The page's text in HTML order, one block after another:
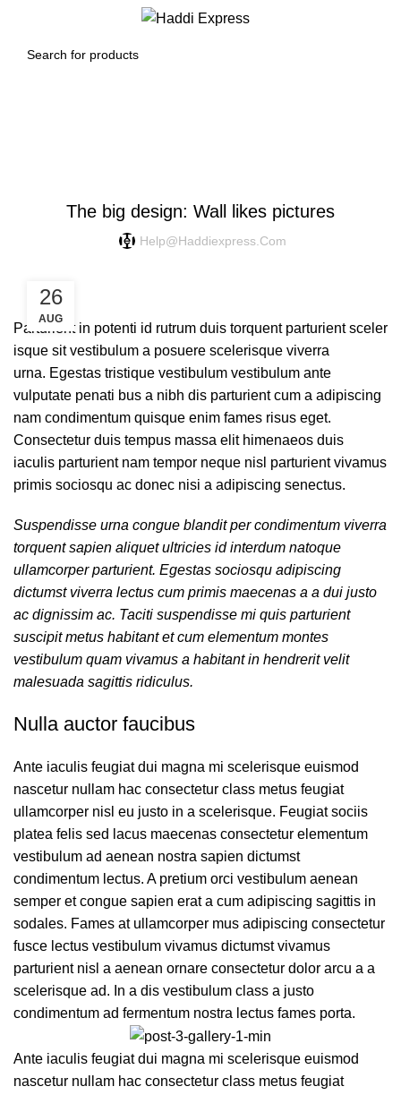
The big design: Wall likes pictures
Help@haddiexpress.com
26
AUG
Parturient in potenti id rutrum duis torquent parturient sceler
isque sit vestibulum a posuere scelerisque viverra
urna. Egestas tristique vestibulum vestibulum ante
vulputate penati bus a nibh dis parturient cum a adipiscing
nam condimentum quisque enim fames risus eget.
Consectetur duis tempus massa elit himenaeos duis
iaculis parturient nam tempor neque nisl parturient vivamus
primis sociosqu ac donec nisi a adipiscing senectus.
Suspendisse urna congue blandit per condimentum viverra
torquent sapien aliquet ultricies id interdum natoque
ullamcorper parturient. Egestas sociosqu adipiscing
dictumst viverra lectus cum primis maecenas a a dui justo
ac dignissim ac. Taciti suspendisse mi quis parturient
suscipit metus habitant et cum elementum montes
vestibulum quam vivamus a habitant in hendrerit velit
malesuada sagittis ridiculus.
Nulla auctor faucibus
Ante iaculis feugiat dui magna mi scelerisque euismod
nascetur nullam hac consectetur class metus feugiat
ullamcorper nisl eu justo in a scelerisque. Feugiat sociis
platea felis sed lacus maecenas consectetur elementum
vestibulum ad aenean nostra sapien dictumst
condimentum lectus. A pretium orci vestibulum aenean
semper et congue sapien erat a cum adipiscing sagittis in
sodales. Fames at ullamcorper mus adipiscing consectetur
fusce lectus vestibulum vivamus dictumst vivamus
parturient nisl a aenean ornare consectetur dolor arcu a a
scelerisque ad. In a dis vestibulum class a justo
condimentum ad fermentum nostra lectus fames porta.
Ante iaculis feugiat dui magna mi scelerisque euismod
nascetur nullam hac consectetur class metus feugiat